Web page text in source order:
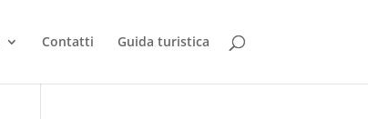
Contatti Guida turistica